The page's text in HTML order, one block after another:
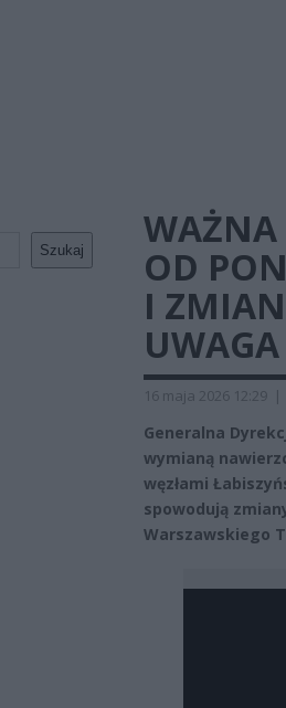
Szukaj
WAŻNA
OD
I
16 maja 2026 12:29 |
Generalna
wymianą
węzłami
spowodują
Warszawskiego